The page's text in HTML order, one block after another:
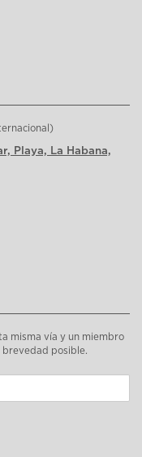
Playa, La Habana,
misma vía y un miembro
brevedad posible.